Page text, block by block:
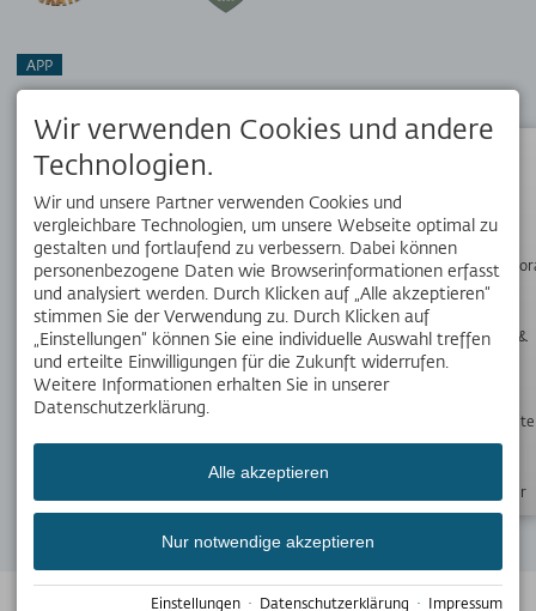
Webcams &
Wetter
Newsletter
APP
Dein Reisebegleiter vor Ort. Hol dir die kostenlose OK Bergbahnen
App!
SOCIAL MEDIA
WERDE TEIL UNSERES TEAMS
Aktuellen haben wir 21 interessante Stellenangebote für Dich.
alle 21 Stellenangebote
Bleib mit unseren Newslettern immer auf dem
Laufenden.
© 2026 OBERSTDORF KLEINWALSERTAL Bergbahnen
Erstellt mit
Wir verwenden Cookies und andere
Technologien.
Wir und unsere Partner verwenden Cookies und
vergleichbare Technologien, um unsere Webseite optimal zu
gestalten und fortlaufend zu verbessern. Dabei können
personenbezogene Daten wie Browserinformationen erfasst
und analysiert werden. Durch Klicken auf „Alle akzeptieren“
stimmen Sie der Verwendung zu. Durch Klicken auf
„Einstellungen“ können Sie eine individuelle Auswahl treffen
und erteilte Einwilligungen für die Zukunft widerrufen.
Weitere Informationen erhalten Sie in unserer
Datenschutzerklärung.
Alle akzeptieren
Nur notwendige akzeptieren
Einstellungen · Datenschutzerklärung · Impressum